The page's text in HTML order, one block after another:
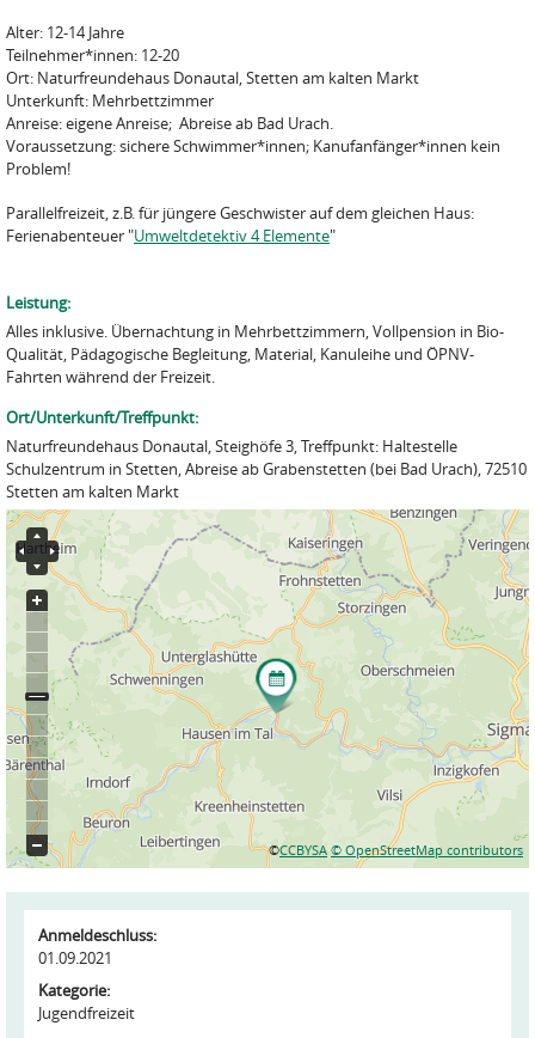
Alter: 12-14 Jahre
Teilnehmer*innen: 12-20
Ort: Naturfreundehaus Donautal, Stetten am kalten Markt
Unterkunft: Mehrbettzimmer
Anreise: eigene Anreise; Abreise ab Bad Urach.
Voraussetzung: sichere Schwimmer*innen; Kanufanfänger*innen kein
Problem!
Parallelfreizeit, z.B. für jüngere Geschwister auf dem gleichen Haus:
Ferienabenteuer "Umweltdetektiv 4 Elemente"
Leistung:
Alles inklusive. Übernachtung in Mehrbettzimmern, Vollpension in Bio-
Qualität, Pädagogische Begleitung, Material, Kanuleihe und ÖPNV-
Fahrten während der Freizeit.
Ort/Unterkunft/Treffpunkt:
Naturfreundehaus Donautal, Steighöfe 3, Treffpunkt: Haltestelle
Schulzentrum in Stetten, Abreise ab Grabenstetten (bei Bad Urach), 72510
Stetten am kalten Markt
©CCBYSA © OpenStreetMap contributors
Anmeldeschluss:
01.09.2021
Kategorie:
Jugendfreizeit